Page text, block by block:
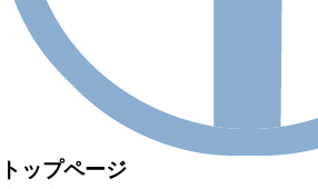
トップページ